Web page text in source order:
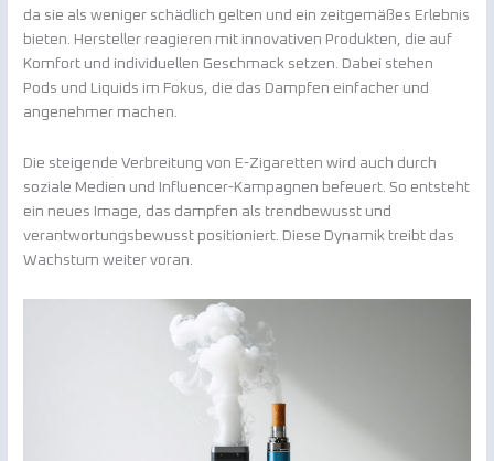
da sie als weniger schädlich gelten und ein zeitgemäßes Erlebnis
bieten. Hersteller reagieren mit innovativen Produkten, die auf
Komfort und individuellen Geschmack setzen. Dabei stehen
Pods und Liquids im Fokus, die das Dampfen einfacher und
angenehmer machen.
Die steigende Verbreitung von E-Zigaretten wird auch durch
soziale Medien und Influencer-Kampagnen befeuert. So entsteht
ein neues Image, das dampfen als trendbewusst und
verantwortungsbewusst positioniert. Diese Dynamik treibt das
Wachstum weiter voran.